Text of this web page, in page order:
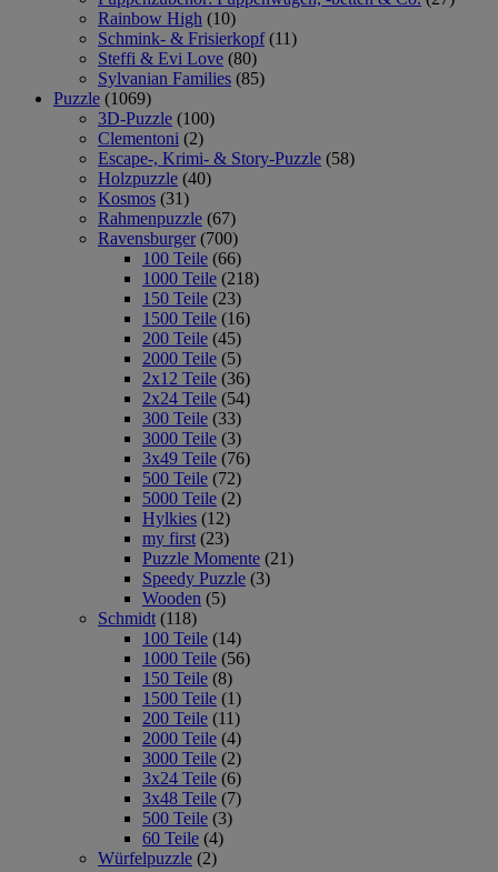
Rainbow High (10)
Schmink- & Frisierkopf (11)
Steffi & Evi Love (80)
Sylvanian Families (85)
Puzzle (1069)
3D-Puzzle (100)
Clementoni (2)
Escape-, Krimi- & Story-Puzzle (58)
Holzpuzzle (40)
Kosmos (31)
Rahmenpuzzle (67)
Ravensburger (700)
100 Teile (66)
1000 Teile (218)
150 Teile (23)
1500 Teile (16)
200 Teile (45)
2000 Teile (5)
2x12 Teile (36)
2x24 Teile (54)
300 Teile (33)
3000 Teile (3)
3x49 Teile (76)
500 Teile (72)
5000 Teile (2)
Hylkies (12)
my first (23)
Puzzle Momente (21)
Speedy Puzzle (3)
Wooden (5)
Schmidt (118)
100 Teile (14)
1000 Teile (56)
150 Teile (8)
1500 Teile (1)
200 Teile (11)
2000 Teile (4)
3000 Teile (2)
3x24 Teile (6)
3x48 Teile (7)
500 Teile (3)
60 Teile (4)
Würfelpuzzle (2)